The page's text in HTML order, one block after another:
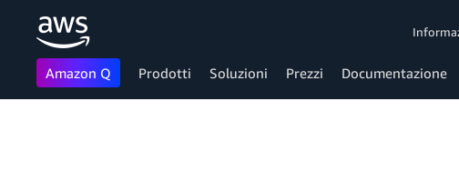
Amazon Q Prodotti Soluzioni Prezzi Documentazione